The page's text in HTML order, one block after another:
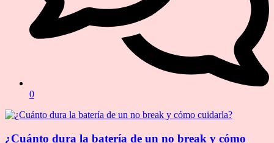
0
¿Cuánto dura la batería de un no break y cómo